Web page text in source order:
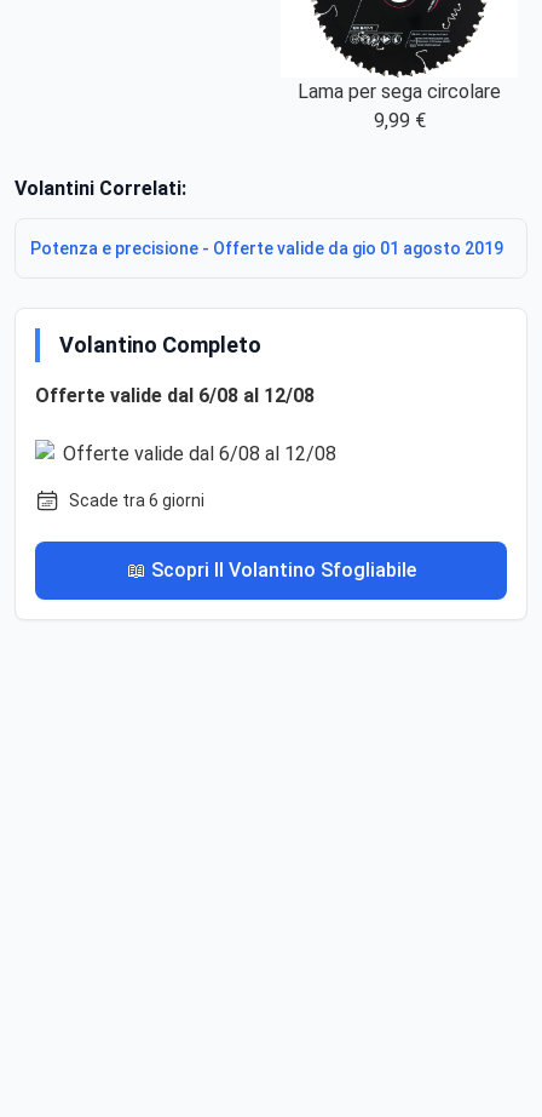
Lama per sega circolare
9,99 €
Volantini Correlati:
Potenza e precisione - Offerte valide da gio 01 agosto 2019
Volantino Completo
Offerte valide dal 6/08 al 12/08
Scade tra 6 giorni
📖 Scopri Il Volantino Sfogliabile